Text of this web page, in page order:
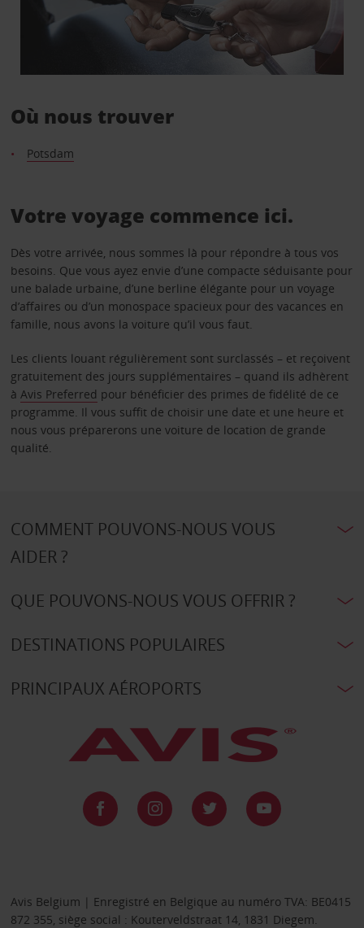
Où nous trouver
Potsdam
Votre voyage commence ici.
Dès votre arrivée, nous sommes là pour répondre à tous vos
besoins. Que vous ayez envie d’une compacte séduisante pour
une balade urbaine, d’une berline élégante pour un voyage
d’affaires ou d’un monospace spacieux pour des vacances en
famille, nous avons la voiture qu’il vous faut.
Les clients louant régulièrement sont surclassés – et reçoivent
gratuitement des jours supplémentaires – quand ils adhèrent
à Avis Preferred pour bénéficier des primes de fidélité de ce
programme. Il vous suffit de choisir une date et une heure et
nous vous préparerons une voiture de location de grande
qualité.
COMMENT POUVONS-NOUS VOUS
AIDER ?
QUE POUVONS-NOUS VOUS OFFRIR ?
DESTINATIONS POPULAIRES
PRINCIPAUX AÉROPORTS
Avis Belgium | Enregistré en Belgique au numéro TVA: BE0415
872 355, siège social : Kouterveldstraat 14, 1831 Diegem.